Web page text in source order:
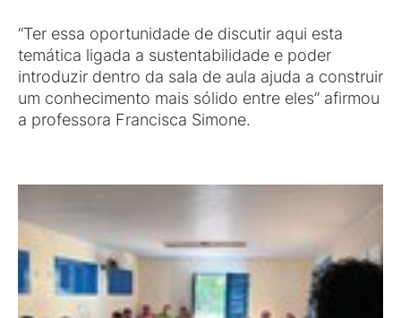
“Ter essa oportunidade de discutir aqui esta
temática ligada a sustentabilidade e poder
introduzir dentro da sala de aula ajuda a construir
um conhecimento mais sólido entre eles” afirmou
a professora Francisca Simone.